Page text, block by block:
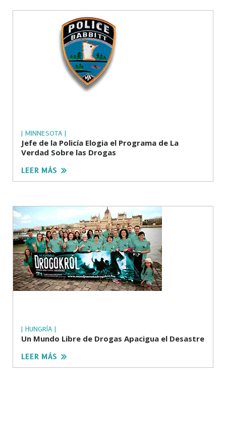
| MINNESOTA |
Jefe de la Policía Elogia el Programa de La
Verdad Sobre las Drogas
LEER MÁS
| HUNGRÍA |
Un Mundo Libre de Drogas Apacigua el Desastre
LEER MÁS